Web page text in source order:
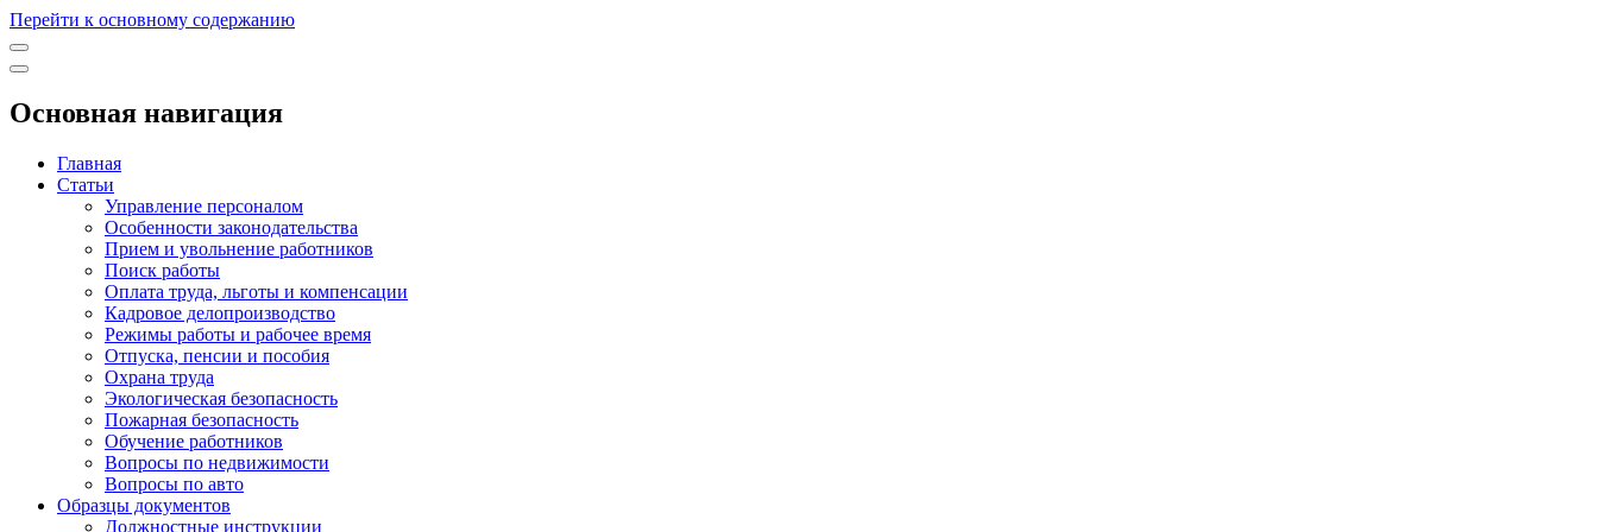
Перейти к основному содержанию
Основная навигация
Главная
Статьи
Управление персоналом
Особенности законодательства
Прием и увольнение работников
Поиск работы
Оплата труда, льготы и компенсации
Кадровое делопроизводство
Режимы работы и рабочее время
Отпуска, пенсии и пособия
Охрана труда
Экологическая безопасность
Пожарная безопасность
Обучение работников
Вопросы по недвижимости
Вопросы по авто
Образцы документов
Должностные инструкции